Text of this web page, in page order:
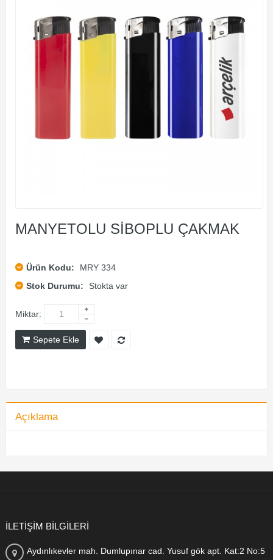
MANYETOLU SİBOPLU ÇAKMAK
Ürün Kodu:
MRY 334
Stok Durumu:
Stokta var
Miktar:
Sepete Ekle
Açıklama
İLETİŞİM BİLGİLERİ
Aydınlıkevler mah. Dumlupınar cad. Yusuf gök apt. Kat:2 No:5